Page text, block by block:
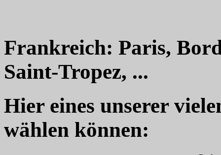
Frankreich: Paris,
Saint-Tropez, ...
Hier eines unserer
wählen können: